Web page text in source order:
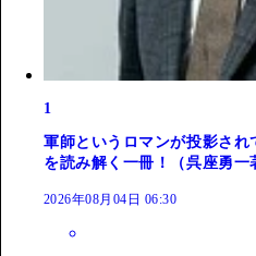
1
軍師というロマンが投影さ
を読み解く一冊！（呉座勇一
2026年08月04日 06:30